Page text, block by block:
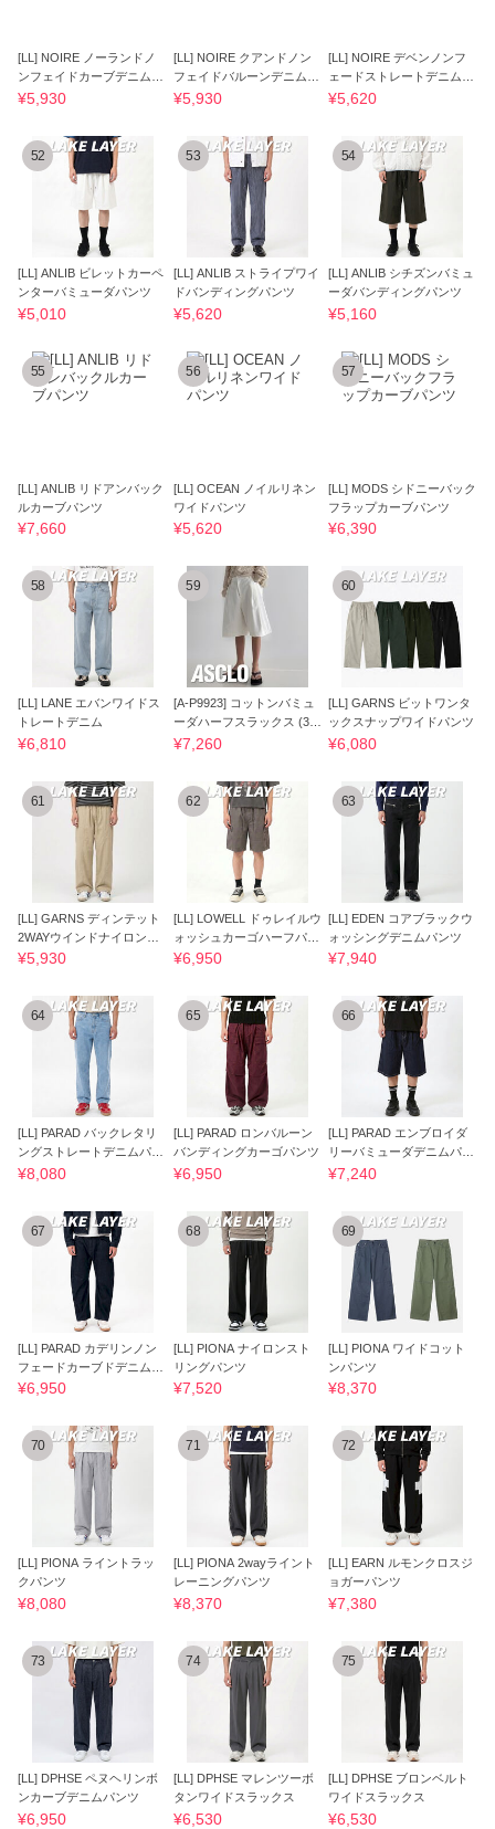
[LL] NOIRE ノーランドノ
ンフェイドカーブデニムパ
ンツ
¥5,930
[LL] NOIRE クアンドノン
フェイドバルーンデニムパ
ンツ
¥5,930
[LL] NOIRE デベンノンフ
ェードストレートデニムパ
ンツ
¥5,620
52
[LL] ANLIB ビレットカーペ
ンターバミューダパンツ
¥5,010
53
[LL] ANLIB ストライプワイ
ドバンディングパンツ
¥5,620
54
[LL] ANLIB シチズンバミュ
ーダバンディングパンツ
¥5,160
55
[LL] ANLIB リドアンバック
ルカーブパンツ
¥7,660
56
[LL] OCEAN ノイルリネン
ワイドパンツ
¥5,620
57
[LL] MODS シドニーバック
フラップカーブパンツ
¥6,390
58
[LL] LANE エバンワイドス
トレートデニム
¥6,810
59
[A-P9923] コットンバミュ
ーダハーフスラックス (3
色)
¥7,260
60
[LL] GARNS ビットワンタ
ックスナップワイドパンツ
¥6,080
61
[LL] GARNS ディンテット
2WAYウインドナイロンパ
ンツ
¥5,930
62
[LL] LOWELL ドゥレイルウ
ォッシュカーゴハーフパン
ツ
¥6,950
63
[LL] EDEN コアブラックウ
ォッシングデニムパンツ
¥7,940
64
[LL] PARAD バックレタリ
ングストレートデニムパン
ツ
¥8,080
65
[LL] PARAD ロンバルーン
バンディングカーゴパンツ
¥6,950
66
[LL] PARAD エンブロイダ
リーバミューダデニムパン
ツ
¥7,240
67
[LL] PARAD カデリンノン
フェードカーブドデニムパ
ンツ
¥6,950
68
[LL] PIONA ナイロンスト
リングパンツ
¥7,520
69
[LL] PIONA ワイドコット
ンパンツ
¥8,370
70
[LL] PIONA ライントラッ
クパンツ
¥8,080
71
[LL] PIONA 2wayライント
レーニングパンツ
¥8,370
72
[LL] EARN ルモンクロスジ
ョガーパンツ
¥7,380
73
[LL] DPHSE ペヌヘリンボ
ンカーブデニムパンツ
¥6,950
74
[LL] DPHSE マレンツーボ
タンワイドスラックス
¥6,530
75
[LL] DPHSE ブロンベルト
ワイドスラックス
¥6,530